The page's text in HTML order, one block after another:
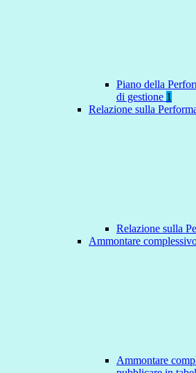
Piano della
di gestione 1
Relazione sulla
Relazione sulla
Ammontare
Ammontare